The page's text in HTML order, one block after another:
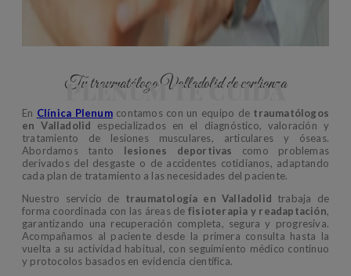
Tu traumatólogo Valladolid de confianza
PLENUM TE CUIDA
En Clínica Plenumcontamos con un equipo de traumatólogos
en Valladolid especializados en el diagnóstico, valoración y
tratamiento de lesiones musculares, articulares y óseas.
Abordamos tanto lesiones deportivas como problemas
derivados del desgaste o de accidentes cotidianos, adaptando
cada plan de tratamiento a las necesidades del paciente.
Nuestro servicio de traumatología en Valladolid trabaja de
forma coordinada con las áreas de fisioterapia y readaptación,
garantizando una recuperación completa, segura y progresiva.
Acompañamos al paciente desde la primera consulta hasta la
vuelta a su actividad habitual, con seguimiento médico continuo
y protocolos basados en evidencia científica.